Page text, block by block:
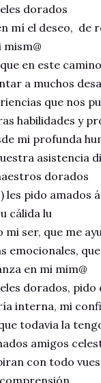
dorados
mí el deseo, de
en este
a muchos
que nos
habilidades y
mi profunda
asistencia
dorados
les pido amados
cálida lu
mi ser, que me
emocionales,
en mi mim@
dorados, pido
interna, mi
todavia la
amigos
con todo